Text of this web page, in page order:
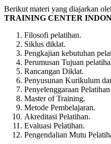
Berikut materi yang diajarkan
TRAINING CENTER
Filosofi pelatihan.
Siklus diklat.
Pengkajian kebutuhan
Perumusan Tujuan
Rancangan Diklat.
Penyusunan Kurikulum
Penyelenggaraan
Master of Training.
Metode Pembelajaran.
Akreditasi Pelatihan.
Evaluasi Pelatihan.
Pengendalian Mutu